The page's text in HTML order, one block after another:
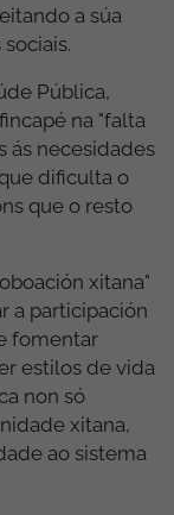
a súa
Pública,
na "falta
ás necesidades
dificulta o
que o resto
xitana"
a participación
fomentar
estilos de vida
non só
xitana,
ao sistema